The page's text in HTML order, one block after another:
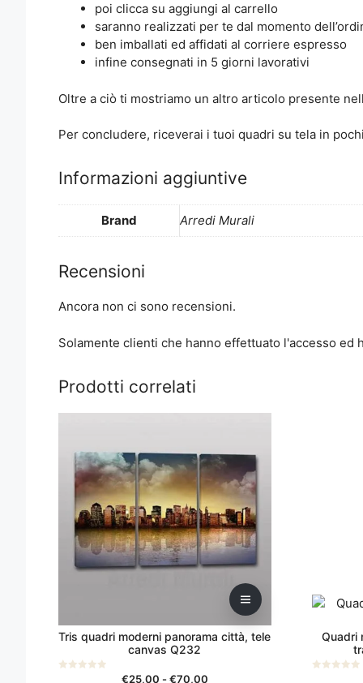
poi clicca su aggiungi al carrello
saranno realizzati per te dal momento
ben imballati ed affidati al corriere espresso
infine consegnati in 5 giorni lavorativi
Oltre a ciò ti mostriamo un altro articolo presente
Per concludere, riceverai i tuoi quadri su tela in
Informazioni aggiuntive
Brand Arredi Murali
Recensioni
Ancora non ci sono recensioni.
Solamente clienti che hanno effettuato l'accesso
Prodotti correlati
Tris quadri moderni panorama città, tele
canvas Q232
€25,00 - €70,00Fascia
più
varianti.
opzioni
possono
essere
del
Quadri
nella
del
prodotto